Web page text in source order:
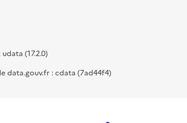
(17.2.0)
data.gouv.fr : cdata (7ad44f4)